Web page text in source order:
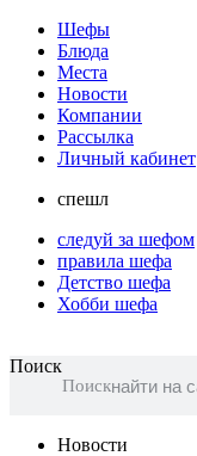
Шефы
Блюда
Места
Новости
Компании
Рассылка
Личный кабинет
спешл
следуй за шефом
правила шефа
Детство шефа
Хобби шефа
Поиск
Поиск
Новости